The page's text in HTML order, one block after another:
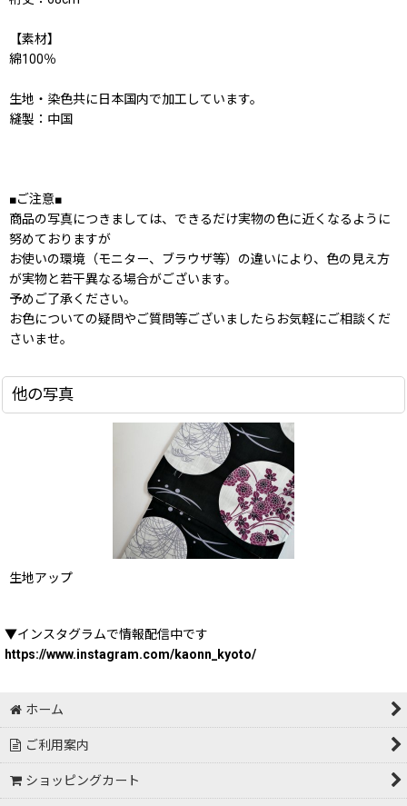
【素材】
綿100％
生地・染色共に日本国内で加工しています。
縫製：中国
■ご注意■
商品の写真につきましては、できるだけ実物の色に近くなるように
努めておりますが
お使いの環境（モニター、ブラウザ等）の違いにより、色の見え方
が実物と若干異なる場合がございます。
予めご了承ください。
お色についての疑問やご質問等ございましたらお気軽にご相談くだ
さいませ。
他の写真
生地アップ
▼インスタグラムで情報配信中です
https://www.instagram.com/kaonn_kyoto/
ホーム
ご利用案内
ショッピングカート